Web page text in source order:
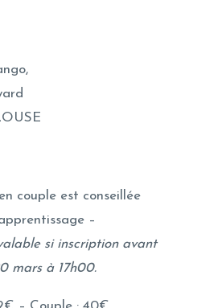
couple est conseillée
–
si inscription avant
mars à 17h00.